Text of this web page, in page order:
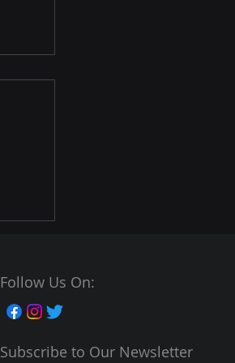
Follow Us On:
Subscribe to Our Newsletter